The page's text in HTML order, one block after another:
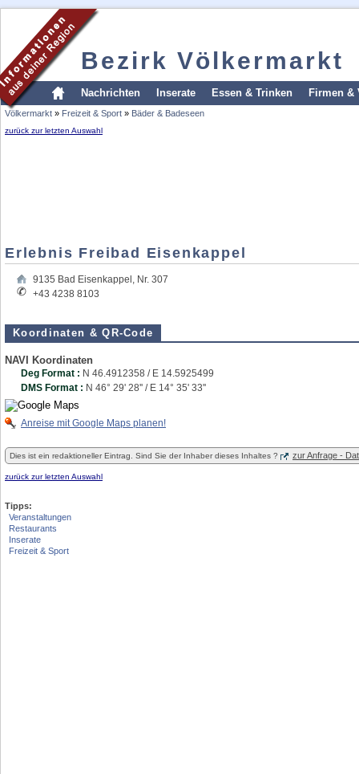
Bezirk Völkermarkt
Nachrichten Inserate Essen & Trinken Firmen &
Völkermarkt » Freizeit & Sport » Bäder & Badeseen
zurück zur letzten Auswahl
Erlebnis Freibad Eisenkappel
9135 Bad Eisenkappel , Nr. 307
+43 4238 8103
Koordinaten & QR-Code
NAVI Koordinaten
Deg Format : N 46.4912358 / E 14.5925499
DMS Format : N 46° 29' 28'' / E 14° 35' 33''
Anreise mit Google Maps planen!
Dies ist ein redaktioneller Eintrag. Sind Sie der Inhaber dieses Inhaltes ? zur Anfrage -
zurück zur letzten Auswahl
Tipps:
Veranstaltungen
Restaurants
Inserate
Freizeit & Sport